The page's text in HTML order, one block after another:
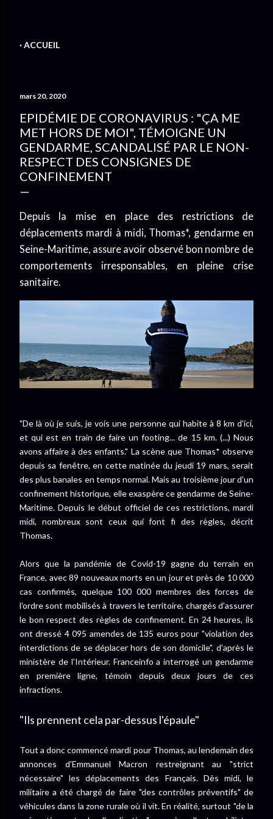
ACCUEIL
mars 20, 2020
EPIDÉMIE DE CORONAVIRUS : "ÇA ME
MET HORS DE MOI", TÉMOIGNE UN
GENDARME, SCANDALISÉ PAR LE NON-
RESPECT DES CONSIGNES DE
CONFINEMENT
Depuis la mise en place des restrictions de
déplacements mardi à midi, Thomas*, gendarme en
Seine-Maritime, assure avoir observé bon nombre de
comportements irresponsables, en pleine crise
sanitaire.
"De là où je suis, je vois une personne qui habite à 8 km d'ici,
et qui est en train de faire un footing... de 15 km. (...) Nous
avons affaire à des enfants." La scène que Thomas* observe
depuis sa fenêtre, en cette matinée du jeudi 19 mars, serait
des plus banales en temps normal. Mais au troisième jour d'un
confinement historique, elle exaspère ce gendarme de Seine-
Maritime. Depuis le début officiel de ces restrictions, mardi
midi, nombreux sont ceux qui font fi des règles, décrit
Thomas.
Alors que la pandémie de Covid-19 gagne du terrain en
France, avec 89 nouveaux morts en un jour et près de 10 000
cas confirmés, quelque 100 000 membres des forces de
l'ordre sont mobilisés à travers le territoire, chargés d'assurer
le bon respect des règles de confinement. En 24 heures, ils
ont dressé 4 095 amendes de 135 euros pour "violation des
interdictions de se déplacer hors de son domicile", d'après le
ministère de l'Intérieur. Franceinfo a interrogé un gendarme
en première ligne, témoin depuis deux jours de ces
infractions.
"Ils prennent cela par-dessus l'épaule"
Tout a donc commencé mardi pour Thomas, au lendemain des
annonces d'Emmanuel Macron restreignant au "strict
nécessaire" les déplacements des Français. Dès midi, le
militaire a été chargé de faire "des contrôles préventifs" de
véhicules dans la zone rurale où il vit. En réalité, surtout "de la